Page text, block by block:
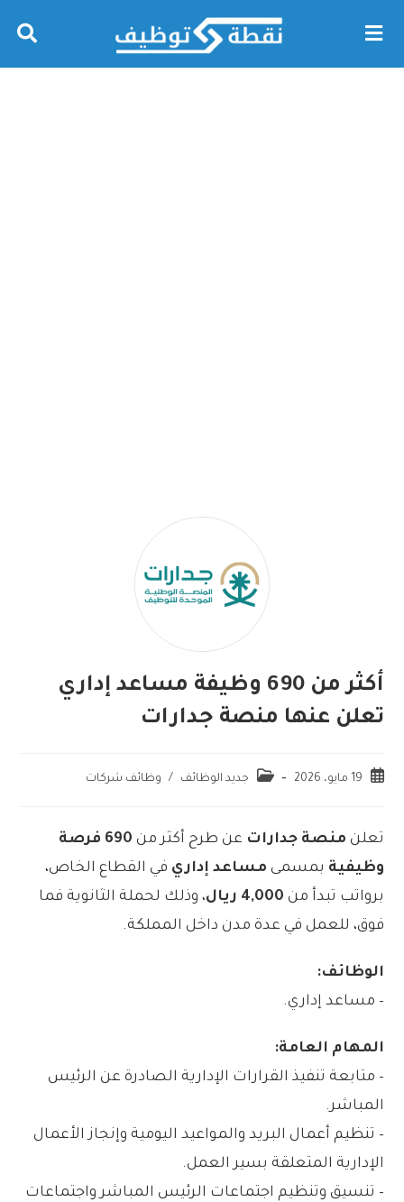
أكثر من 690 وظيفة مساعد إداري
تعلن عنها منصة جدارات
19 مايو، 2026 جديد الوظائف / وظائف شركات
تعلن منصة جدارات عن طرح أكثر من
690 فرصة
وظيفية بمسمى مساعد إداري في القطاع الخاص،
برواتب تبدأ من 4,000 ريال
، وذلك لحملة الثانوية فما
فوق، للعمل في عدة مدن داخل المملكة.
الوظائف:
– مساعد إداري.
المهام العامة:
– متابعة تنفيذ القرارات الإدارية الصادرة عن الرئيس
المباشر.
– تنظيم أعمال البريد والمواعيد اليومية وإنجاز الأعمال
الإدارية المتعلقة بسير العمل.
– تنسيق وتنظيم اجتماعات الرئيس المباشر واجتماعات